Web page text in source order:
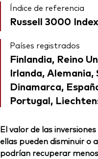
Índice de referencia
Russell 3000 Index
Países registrados
Finlandia, Reino
Irlanda, Alemania,
Dinamarca,
Portugal,
El valor de las
ellas pueden disminuir o
podrían recuperar